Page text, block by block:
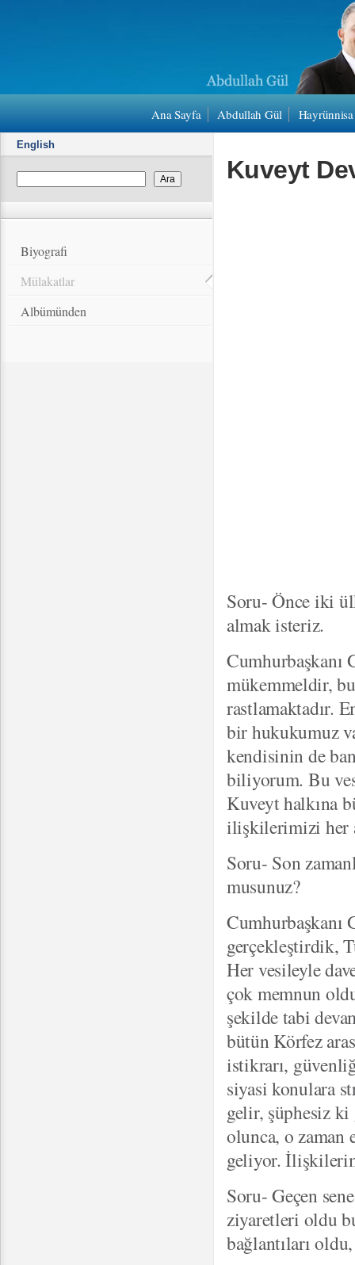
Ana Sayfa Abdullah Gül
English
Biyografi
Mülakatlar
Albümünden
Kuveyt
Soru- Önce iki
almak isteriz.
mükemmeldir,
rastlamaktadır.
bir hukukumuz
kendisinin de
biliyorum. Bu
Kuveyt halkına
ilişkilerimizi her
Soru- Son
musunuz?
Cumhurbaşkanı
gerçekleştirdik,
Her vesileyle
çok memnun
şekilde tabi
bütün Körfez
istikrarı,
siyasi konulara
gelir, şüphesiz
olunca, o zaman
geliyor.
Soru- Geçen
ziyaretleri oldu
bağlantıları